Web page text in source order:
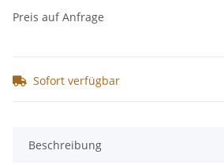
Preis auf Anfrage
Sofort verfügbar
Beschreibung